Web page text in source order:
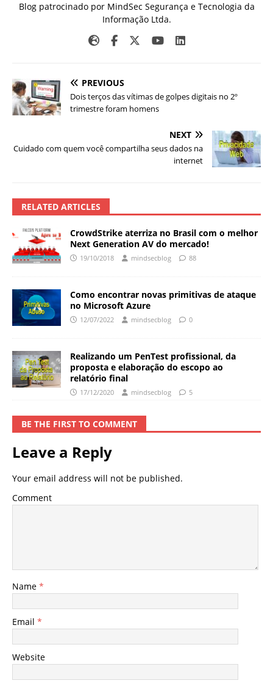
Blog patrocinado por MindSec Segurança e Tecnologia da
Informação Ltda.
PREVIOUS
Dois terços das vítimas de golpes digitais no 2º
trimestre foram homens
NEXT
Cuidado com quem você compartilha seus dados na
internet
RELATED ARTICLES
CrowdStrike aterriza no Brasil com o melhor
Next Generation AV do mercado!
19/10/2018 mindsecblog 88
Como encontrar novas primitivas de ataque
no Microsoft Azure
12/07/2022 mindsecblog 0
Realizando um PenTest profissional, da
proposta e elaboração do escopo ao
relatório final
17/12/2020 mindsecblog 5
BE THE FIRST TO COMMENT
Leave a Reply
Your email address will not be published.
Comment
Name *
Email *
Website